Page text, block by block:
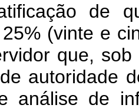
de
(vinte e
que,
autoridade
análise de